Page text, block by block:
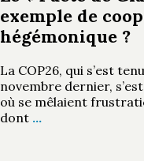
exemple de
hégémonique ?
La COP26, qui s’est
novembre dernier,
où se mêlaient
dont …